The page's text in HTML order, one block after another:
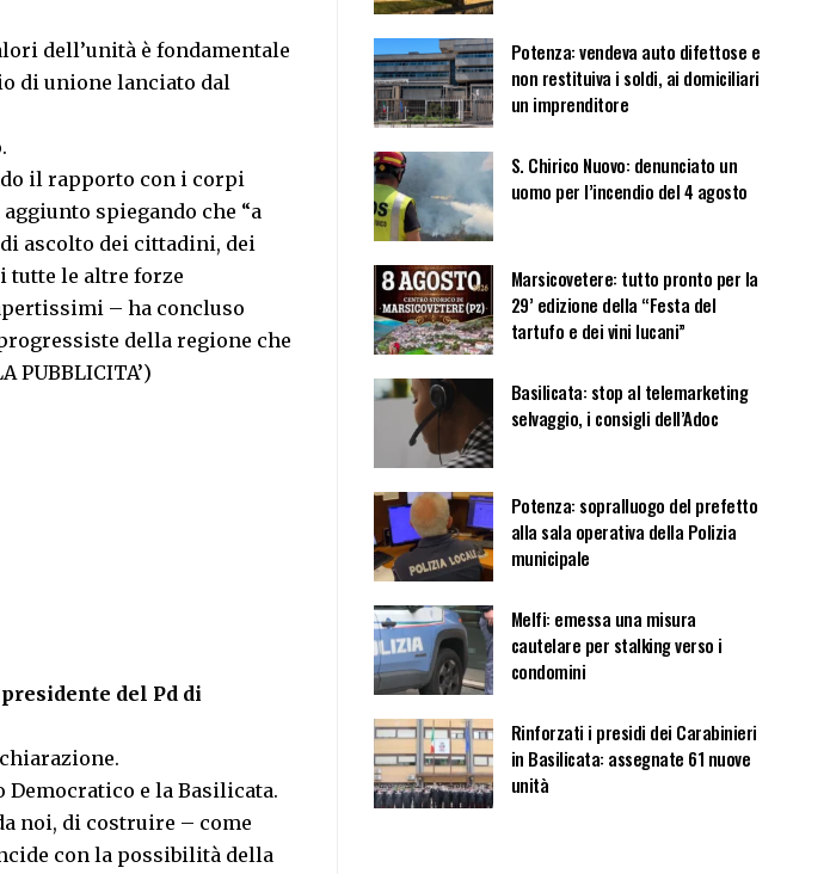
dell’unità è fondamentale
di unione lanciato dal
il rapporto con i corpi
spiegando che “a
ascolto dei cittadini, dei
tutte le altre forze
– ha concluso
della regione che
PUBBLICITA’)
del Pd di
e la Basilicata.
noi, di costruire – come
con la possibilità della
Potenza: vendeva auto difettose e
non restituiva i soldi, ai domiciliari
un imprenditore
S. Chirico Nuovo: denunciato un
uomo per l’incendio del 4 agosto
Marsicovetere: tutto pronto per la
29’ edizione della “Festa del
tartufo e dei vini lucani”
Basilicata: stop al telemarketing
selvaggio, i consigli dell’Adoc
Potenza: sopralluogo del prefetto
alla sala operativa della Polizia
municipale
Melfi: emessa una misura
cautelare per stalking verso i
condomini
Rinforzati i presidi dei Carabinieri
in Basilicata: assegnate 61 nuove
unità